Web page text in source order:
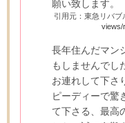
願い致します。
引用元：東急リバブ
views/
長年住んだマン
もしませんでし
お連れして下さ
ピーディーで驚
て下さる、最高